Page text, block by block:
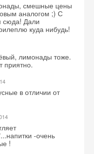
смешные цены
аналогом ;) С
сюда! Дали
куда нибудь!
лимонады тоже.
приятно.
в отличии от
-очень
!